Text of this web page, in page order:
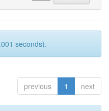
seconds).
previous 1 next